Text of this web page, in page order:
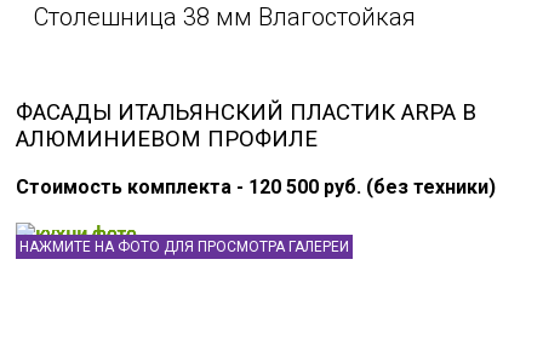
Столешница 38 мм Влагостойкая
ФАСАДЫ ИТАЛЬЯНСКИЙ ПЛАСТИК ARPA В
АЛЮМИНИЕВОМ ПРОФИЛЕ
Стоимость комплекта - 120 500 руб. (без техники)
НАЖМИТЕ НА ФОТО ДЛЯ ПРОСМОТРА ГАЛЕРЕИ